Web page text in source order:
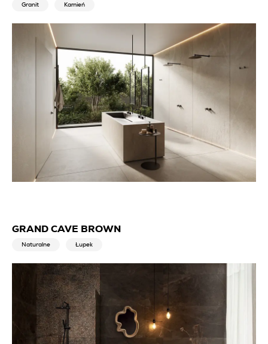
Granit Kamień
GRAND CAVE BROWN
Naturalne Łupek